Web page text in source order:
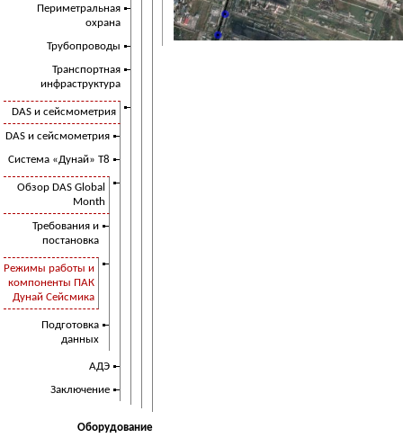
Периметральная
охрана
Трубопроводы
Транспортная
инфраструктура
DAS и сейсмометрия
DAS и сейсмометрия
Система «Дунай» Т8
Обзор DAS Global
Month
Требования и
постановка
Режимы работы и
компоненты ПАК
Дунай Сейсмика
Подготовка
данных
АДЭ
Заключение
Оборудование